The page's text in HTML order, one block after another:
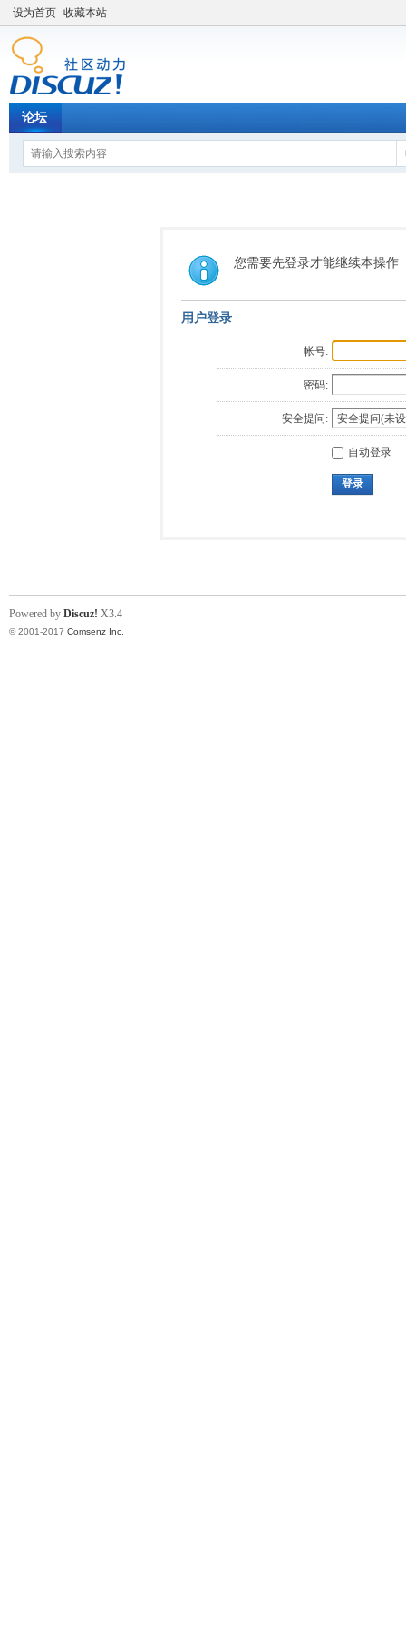
设为首页 收藏本站
论坛
您需要先登录才能继续本操作
用户登录
帐号:
密码:
安全提问:
自动登录
登录
Powered by Discuz! X3.4
© 2001-2017 Comsenz Inc.